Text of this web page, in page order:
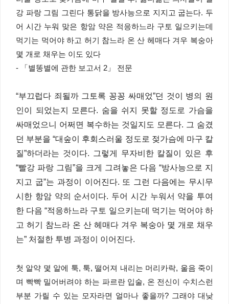
강 파랑 그림 그린다 통닭을 방사능으로 지지고 굽는다. 두
어 시간 누워 맞은 항암 약은 적응하느라 구토 일으키는데
먹기는 먹어야 하고 허기 참느라 온 산 헤매다 겨우 복숭아
몇 개로 채우는 이도 있다
- 「별똥별에 관한 보고서 2」 전문
“부끄럽다 죄될까 그토록 꽁꽁 싸매었”던 것이 병의 원
인이 되었는지 모른다. 숨을 쉬지 못할 정도로 가슴을
싸매었으니 어쩌면 복수하는 것일지도 모른다. 그 숨겼
던 부분을 “대숲이 후회스러울 정도로 젖가슴에 마구 칼
질”하더라는 것이다. 그렇게 무자비한 칼질이 있은 후
“빨강 파랑 그림”을 크게 그려놓은 다음 “방사능으로 지
지고 굽”는 과정이 이어진다. 또 그런 다음에는 무시무
시한 항암 약의 순서이다. 두어 시간 누워서 약을 투여
한 다음 “적응하느라 구토 일으키는데 먹기는 먹어야 하
고 허기 참느라 온 산 헤매다 겨우 복숭아 몇 개로 채우
는” 처절한 투병 과정이 이어진다.
첫 알약 몇 알에 툭, 툭, 떨어져 내리는 머리카락, 울음 죽이
며 빡빡 밀어버려야 하는 파르란 입술, 온 전신이 수치스런
부분 가릴 수 있는 모자라면 얼마나 좋을까? 그래야 대낮